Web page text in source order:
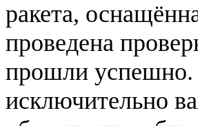
ракета,
проведена
прошли успешно.
исключительно